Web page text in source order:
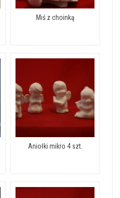
Miś z choinką
Aniołki mikro 4 szt.